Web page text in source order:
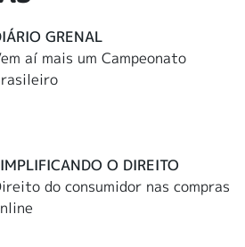
GRENAL
aí mais um Campeonato
O DIREITO
do consumidor nas compras